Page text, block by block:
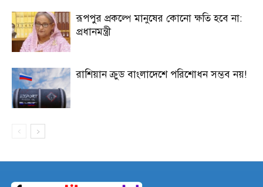
রূপপুর প্রকল্পে মানুষের কোনো ক্ষতি হবে না:
প্রধানমন্ত্রী
রাশিয়ান ক্রুড বাংলাদেশে পরিশোধন সম্ভব নয়!